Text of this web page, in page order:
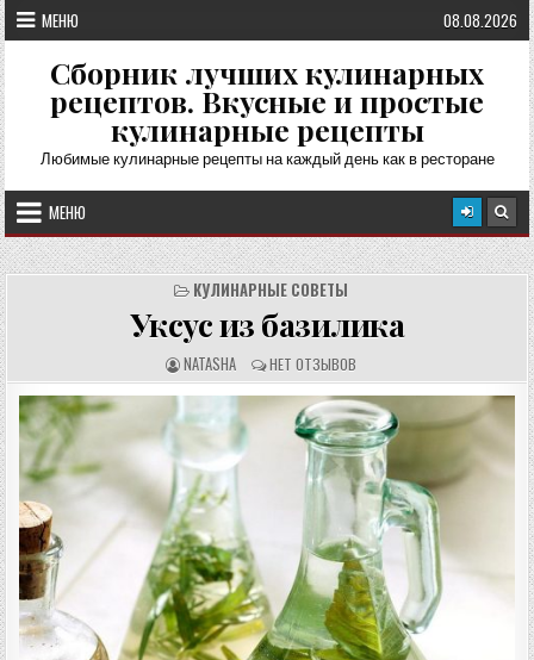
Перейти
к
содержимому
МЕНЮ 08.08.2026
Сборник лучших кулинарных
рецептов. Вкусные и простые
кулинарные рецепты
Любимые кулинарные рецепты на каждый день как в ресторане
МЕНЮ
КУЛИНАРНЫЕ СОВЕТЫ
Уксус из базилика
А
В
Т
Р
Ц
П
Т
А
:
NATASHA О
Т
З
Ы
НЕТ ОТЗЫВОВ